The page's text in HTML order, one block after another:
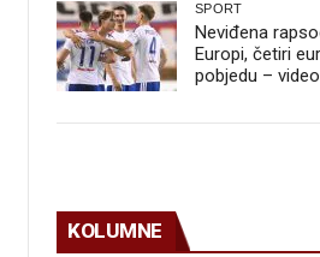
SPORT
Neviđena
Europi, četiri
pobjedu – video
KOLUMNE